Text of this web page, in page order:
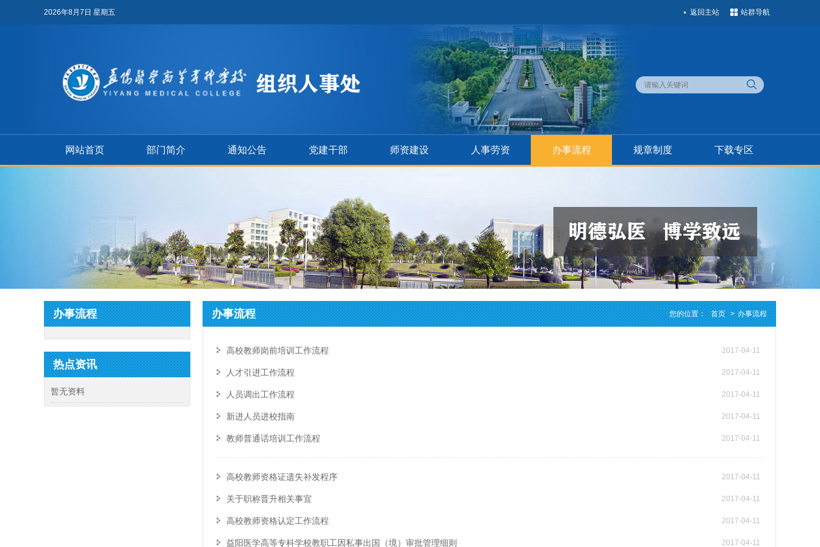
返回主站 站群导航
2026年8月7日 星期五
网站首页 部门简介 通知公告 党建干部 师资建设 人事劳资 办事流程 规章制度 下载专区
办事流程
热点资讯
暂无资料
您的位置： 首页 > 办事流程
办事流程
2017-04-11
高校教师岗前培训工作流程
2017-04-11
人才引进工作流程
2017-04-11
人员调出工作流程
2017-04-11
新进人员进校指南
2017-04-11
教师普通话培训工作流程
2017-04-11
高校教师资格证遗失补发程序
2017-04-11
关于职称晋升相关事宜
2017-04-11
高校教师资格认定工作流程
2017-04-11
益阳医学高等专科学校教职工因私事出国（境）审批管理细则